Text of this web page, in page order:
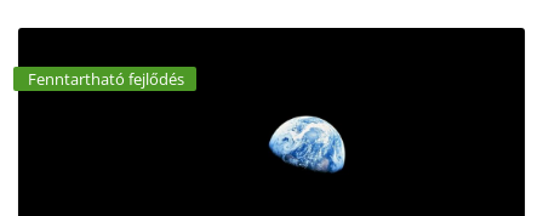
Fenntartható fejlődés